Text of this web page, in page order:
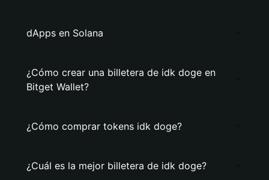
dApps en Solana
¿Cómo crear una billetera de idk doge en
Bitget Wallet?
¿Cómo comprar tokens idk doge?
¿Cuál es la mejor billetera de idk doge?